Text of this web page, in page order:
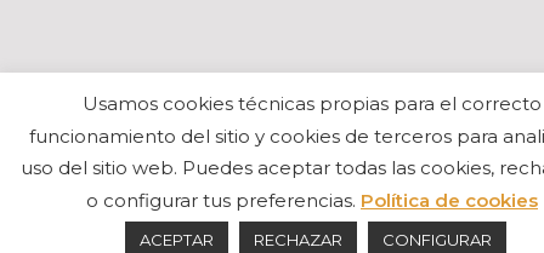
Usamos cookies técnicas propias para el correcto
funcionamiento del sitio y cookies de terceros para
uso del sitio web. Puedes aceptar todas las cookies,
o configurar tus preferencias. Política de cookies
ACEPTAR RECHAZAR CONFIGURAR